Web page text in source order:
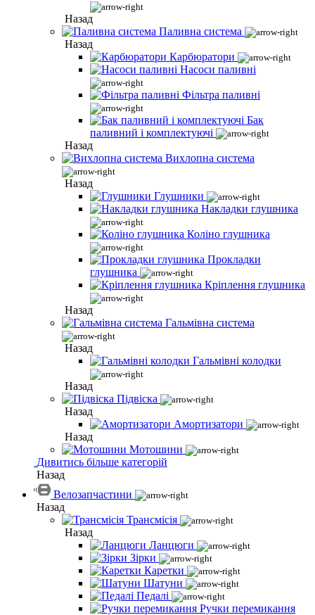
Назад
Паливна система
Назад
Карбюратори
Насоси паливні
Фільтра паливні
Бак
паливний і комплектуючі
Назад
Вихлопна система
Назад
Глушники
Накладки глушника
Коліно глушника
Прокладки
глушника
Кріплення глушника
Назад
Гальмівна система
Назад
Гальмівні колодки
Назад
Підвіска
Назад
Амортизатори
Назад
Мотошини
Дивитись більше категорій
Назад
Велозапчастини
Назад
Трансмісія
Назад
Ланцюги
Зірки
Каретки
Шатуни
Педалі
Ручки перемикання